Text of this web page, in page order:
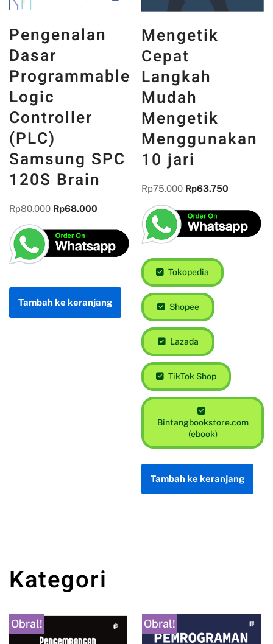
Pengenalan
Dasar
Programmable
Logic
Controller
(PLC)
Samsung SPC
120S Brain
Rp80.000 Rp68.000
Tambah ke keranjang
Mengetik
Cepat
Langkah
Mudah
Mengetik
Menggunakan
10 jari
Rp75.000 Rp63.750
Tokopedia
Shopee
Lazada
TikTok Shop
Bintangbookstore.com
(ebook)
Tambah ke keranjang
Kategori
Obral! Obral!